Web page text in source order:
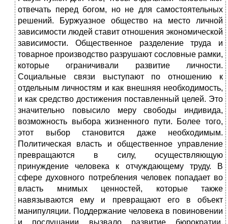
отвечать перед богом, но не для самостоятельных
решений. Буржуазное общество на место личной
зависимости людей ставит отношения экономической
зависимости. Общественное разделение труда и
товарное производство разрушают сословные рамки,
которые ограничивали развитие личности.
Социальные связи выступают по отношению к
отдельным личностям и как внешняя необходимость,
и как средство достижения поставленный целей. Это
значительно повысило меру свободы индивида,
возможность выбора жизненного пути. Более того,
этот выбор становится даже необходимым.
Политическая власть и общественное управление
превращаются в силу, осуществляющую
принуждение человека к отчуждающему труду. В
сфере духовного потребления человек попадает во
власть мнимых ценностей, которые также
навязываются ему и превращают его в объект
манипуляции. Поддержание человека в повиновении